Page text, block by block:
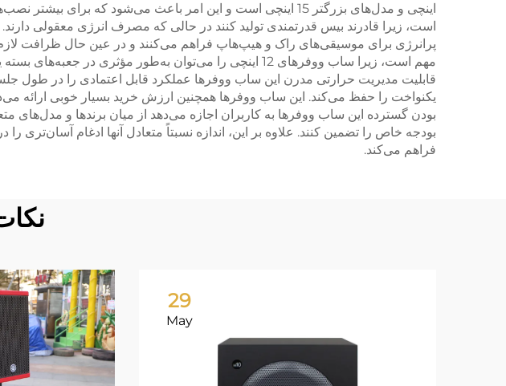
اینچی و مدل‌های بزرگتر 15 اینچی است و این امر باعث می‌شود
است، زیرا قادرند بیس قدرتمندی تولید کنند در حالی که مصرف انرژی معقولی
پرانرژی برای موسیقی‌های راک و هیپ‌هاپ فراهم می‌کنند و در عین حال ظرافت
مهم است، زیرا ساب ووفرهای 12 اینچی را می‌توان به‌طور
قابلیت مدیریت حرارتی مدرن این ساب ووفرها عملکرد قابل اعتمادی را در
یکنواخت را حفظ می‌کند. این ساب ووفرها همچنین ارزش خرید بسیار خوبی ارائه
بودن گسترده این ساب ووفرها به کاربران اجازه می‌دهد از میان برندها و
بودجه خاص را تضمین کنند. علاوه بر این، اندازه نسبتاً متعادل آنها ادغام
فراهم می‌کند.
29
May